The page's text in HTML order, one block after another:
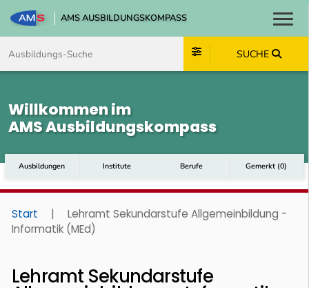
AMS AUSBILDUNGSKOMPASS
SUCHE
Willkommen im
AMS Ausbildungskompass
Ausbildungen Institute Berufe Gemerkt (0)
Start |
Lehramt Sekundarstufe Allgemeinbildung -
Informatik (MEd)
Lehramt Sekundarstufe